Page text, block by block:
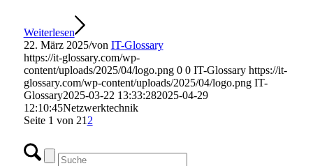
Weiterlesen
22. März 2025/von IT-Glossary
https://it-glossary.com/wp-
content/uploads/2025/04/logo.png 0 0 IT-Glossary https://it-
glossary.com/wp-content/uploads/2025/04/logo.png IT-
Glossary2025-03-22 13:33:282025-04-29
12:10:45Netzwerktechnik
Seite 1 von 21 2